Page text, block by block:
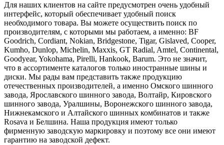
Для наших клиентов на сайте предусмотрен очень удобный
интерфейс, который обеспечивает удобный поиск
необходимого товара. Вы можете осуществить поиск по
производителям, с которыми мы работаем, а именно: BF
Goodrich, Cordiant, Nokian, Bridgestone, Tigar, Gislaved, Cooper,
Kumho, Dunlop, Michelin, Maxxis, GT Radial, Amtel, Continental,
Goodyear, Yokohama, Pirelli, Hankook, Barum. Это не значит,
что в ассортименте каталогов только иностранные шины и
диски. Мы рады вам представить также продукцию
отечественных производителей, а именно Омского шинного
завода, Ярославского шинного завода, Волтайр, Кировского
шинного завода, Уралшины, Воронежского шинного завода,
Нижнекамского и Алтайского шинных комбинатов и также
Rosava и Белшина. Наша продукция имеют только
фирменную заводскую маркировку и поэтому все они имеют
гарантию на заводской дефект.